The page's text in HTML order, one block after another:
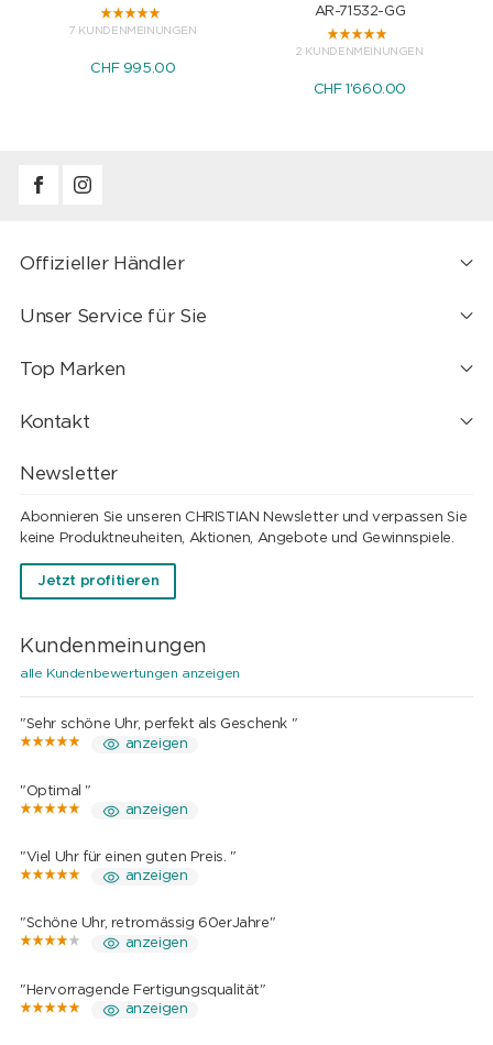
7 KUNDENMEINUNGEN
CHF 995.00
AR-71532-GG
2 KUNDENMEINUNGEN
CHF 1'660.00
Offizieller Händler
Unser Service für Sie
Top Marken
Kontakt
Newsletter
Abonnieren Sie unseren CHRISTIAN Newsletter und verpassen Sie
keine Produktneuheiten, Aktionen, Angebote und Gewinnspiele.
Jetzt profitieren
Kundenmeinungen
alle Kundenbewertungen anzeigen
"Sehr schöne Uhr, perfekt als Geschenk "
anzeigen
"Optimal "
anzeigen
"Viel Uhr für einen guten Preis. "
anzeigen
"Schöne Uhr, retromässig 60erJahre"
anzeigen
"Hervorragende Fertigungsqualität"
anzeigen